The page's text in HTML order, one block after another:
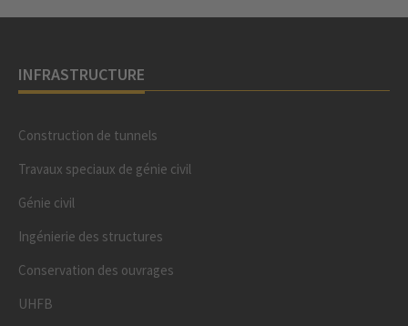
INFRASTRUCTURE
Construction de tunnels
Travaux speciaux de génie civil
Génie civil
Ingénierie des structures
Conservation des ouvrages
UHFB